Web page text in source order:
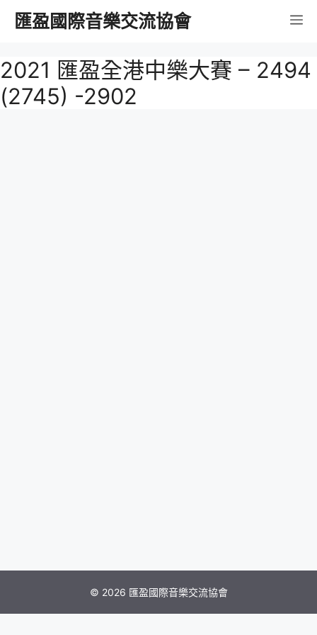
容
匯盈國際音樂交流協會 選
單
2021 匯盈全港中樂大賽 – 2494
(2745) -2902
© 2026 匯盈國際音樂交流協會